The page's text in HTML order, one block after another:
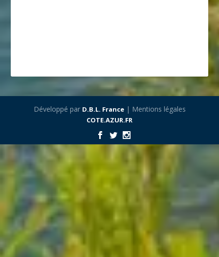
Développé par D.B.L. France| Mentions légales
COTE.AZUR.FR